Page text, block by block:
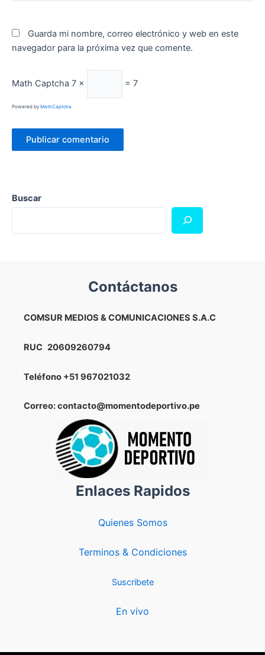
Guarda mi nombre, correo electrónico y web en este
navegador para la próxima vez que comente.
Math Captcha 7 × = 7
Powered by MathCaptcha
Buscar
Contáctanos
COMSUR MEDIOS & COMUNICACIONES S.A.C
RUC 20609260794
Teléfono +51 967021032
Correo: contacto@momentodeportivo.pe
Enlaces Rapidos
Quienes Somos
Terminos & Condiciones
Suscribete
En vivo